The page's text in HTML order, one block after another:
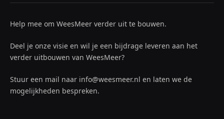
Help mee om WeesMeer verder uit te bouwen.
Deel je onze visie en wil je een bijdrage leveren aan het
verder uitbouwen van WeesMeer?
Stuur een mail naar info@weesmeer.nl en laten we de
mogelijkheden bespreken.